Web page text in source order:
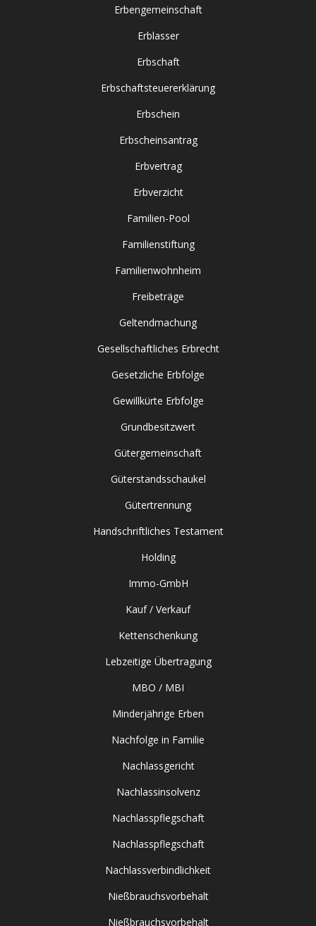
Erbengemeinschaft
Erblasser
Erbschaft
Erbschaftsteuererklärung
Erbschein
Erbscheinsantrag
Erbvertrag
Erbverzicht
Familien-Pool
Familienstiftung
Familienwohnheim
Freibeträge
Geltendmachung
Gesellschaftliches Erbrecht
Gesetzliche Erbfolge
Gewillkürte Erbfolge
Grundbesitzwert
Gütergemeinschaft
Güterstandsschaukel
Gütertrennung
Handschriftliches Testament
Holding
Immo-GmbH
Kauf / Verkauf
Kettenschenkung
Lebzeitige Übertragung
MBO / MBI
Minderjährige Erben
Nachfolge in Familie
Nachlassgericht
Nachlassinsolvenz
Nachlasspflegschaft
Nachlasspflegschaft
Nachlassverbindlichkeit
Nießbrauchsvorbehalt
Nießbrauchsvorbehalt